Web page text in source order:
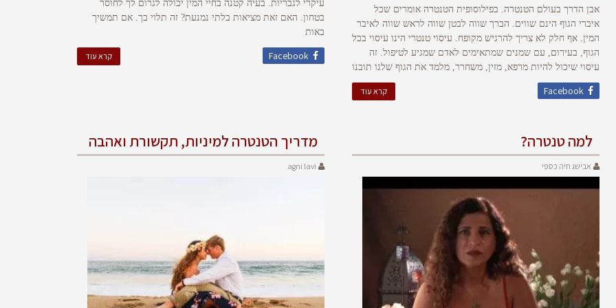
אבן הדרך בעולם הטנטרה. בפילוסופית הטנטרה אומרים שכל
איברי הגוף הינם שווים. הברך שווה לבטן שווה לראש שווה לאיבר
המין. אף חלק לא צריך להרגיש מקופח. עיסוי טנטרי הינו עיסוי בכל
הגוף, בעירום, עם שמנים שמתאימים לאדם שמגיע לטיפול. זה
עיסוי שיכול להיות מרפא, מזין, משחרר, מלמד את הגוף שלנו תובנו
קרא עוד Facebook
עיקרי לגבריות. בעיה קטנה בחיי המין יכולה לגרום לך לחוסר
בטחון. האם זאת מציאות בלתי נמנעת? זה תלוי בך. אם תמשיך
באות
קרא עוד Facebook
למה טנטרה?
אבישג חיה כספי
מדריך הטנטרה למיניות, תקשורת ואהבה
agni lavi